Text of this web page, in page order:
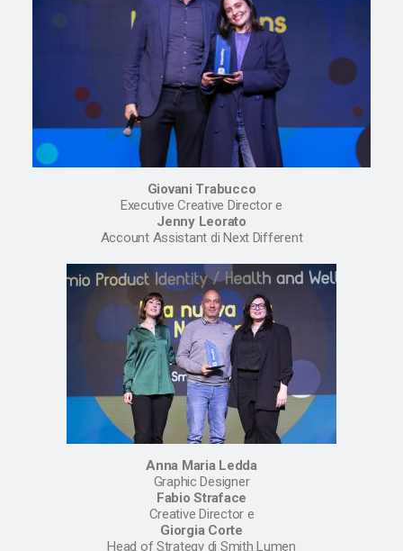
Giovani Trabucco
Executive Creative Director e
Jenny Leorato
Account Assistant di Next Different
Anna Maria Ledda
Graphic Designer
Fabio Straface
Creative Director e
Giorgia Corte
Head of Strategy di Smith Lumen